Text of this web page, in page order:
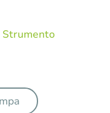
Strumento